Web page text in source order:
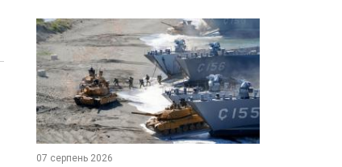
07 серпень 2026